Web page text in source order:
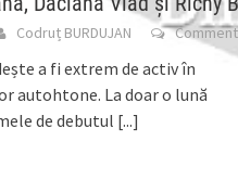
Codruț BURDUJAN Comment
a fi extrem de activ în
autohtone. La doar o lună
de debutul [...]